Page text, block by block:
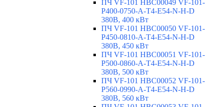
ПЧ VF-101 HBC00049 VF-101-
P400-0750-A-T4-E54-N-H-D
380В, 400 кВт
ПЧ VF-101 HBC00050 VF-101-
P450-0810-A-T4-E54-N-H-D
380В, 450 кВт
ПЧ VF-101 HBC00051 VF-101-
P500-0860-A-T4-E54-N-H-D
380В, 500 кВт
ПЧ VF-101 HBC00052 VF-101-
P560-0990-A-T4-E54-N-H-D
380В, 560 кВт